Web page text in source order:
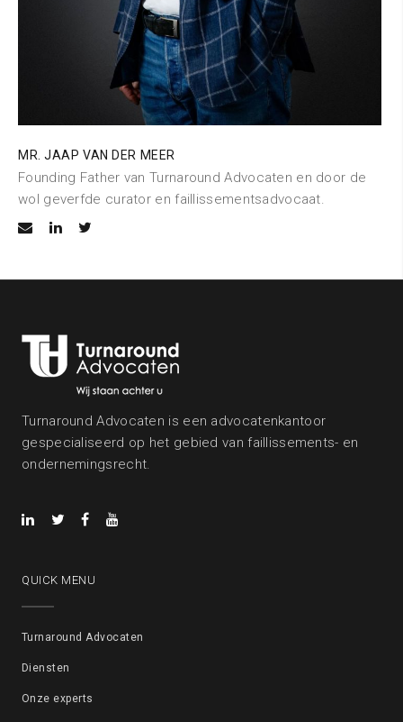
MR. JAAP VAN DER MEER
Founding Father van Turnaround Advocaten en door de
wol geverfde curator en faillissementsadvocaat.
Turnaround Advocaten is een advocatenkantoor
gespecialiseerd op het gebied van faillissements- en
ondernemingsrecht.
QUICK MENU
Turnaround Advocaten
Diensten
Onze experts